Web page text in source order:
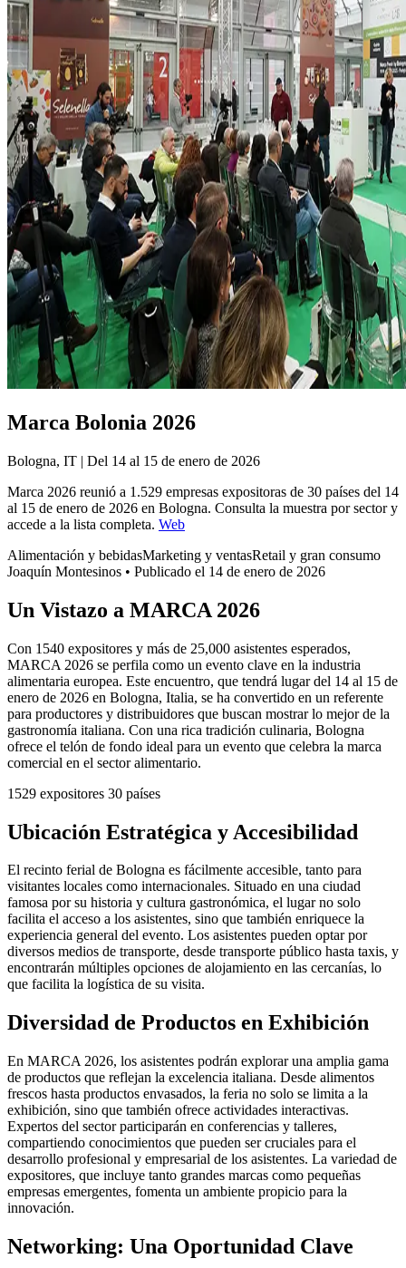
Marca Bolonia 2026
Bologna, IT | Del 14 al 15 de enero de 2026
Marca 2026 reunió a 1.529 empresas expositoras de 30 países del 14
al 15 de enero de 2026 en Bologna. Consulta la muestra por sector y
accede a la lista completa. Web
Alimentación y bebidasMarketing y ventasRetail y gran consumo
Joaquín Montesinos • Publicado el 14 de enero de 2026
Un Vistazo a MARCA 2026
Con 1540 expositores y más de 25,000 asistentes esperados,
MARCA 2026 se perfila como un evento clave en la industria
alimentaria europea. Este encuentro, que tendrá lugar del 14 al 15 de
enero de 2026 en Bologna, Italia, se ha convertido en un referente
para productores y distribuidores que buscan mostrar lo mejor de la
gastronomía italiana. Con una rica tradición culinaria, Bologna
ofrece el telón de fondo ideal para un evento que celebra la marca
comercial en el sector alimentario.
1529 expositores 30 países
Ubicación Estratégica y Accesibilidad
El recinto ferial de Bologna es fácilmente accesible, tanto para
visitantes locales como internacionales. Situado en una ciudad
famosa por su historia y cultura gastronómica, el lugar no solo
facilita el acceso a los asistentes, sino que también enriquece la
experiencia general del evento. Los asistentes pueden optar por
diversos medios de transporte, desde transporte público hasta taxis, y
encontrarán múltiples opciones de alojamiento en las cercanías, lo
que facilita la logística de su visita.
Diversidad de Productos en Exhibición
En MARCA 2026, los asistentes podrán explorar una amplia gama
de productos que reflejan la excelencia italiana. Desde alimentos
frescos hasta productos envasados, la feria no solo se limita a la
exhibición, sino que también ofrece actividades interactivas.
Expertos del sector participarán en conferencias y talleres,
compartiendo conocimientos que pueden ser cruciales para el
desarrollo profesional y empresarial de los asistentes. La variedad de
expositores, que incluye tanto grandes marcas como pequeñas
empresas emergentes, fomenta un ambiente propicio para la
innovación.
Networking: Una Oportunidad Clave